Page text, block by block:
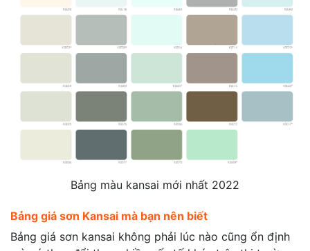
Bảng màu kansai mới nhất 2022
Bảng giá sơn Kansai mà bạn nên biết
Bảng giá sơn kansai không phải lúc nào cũng ổn định